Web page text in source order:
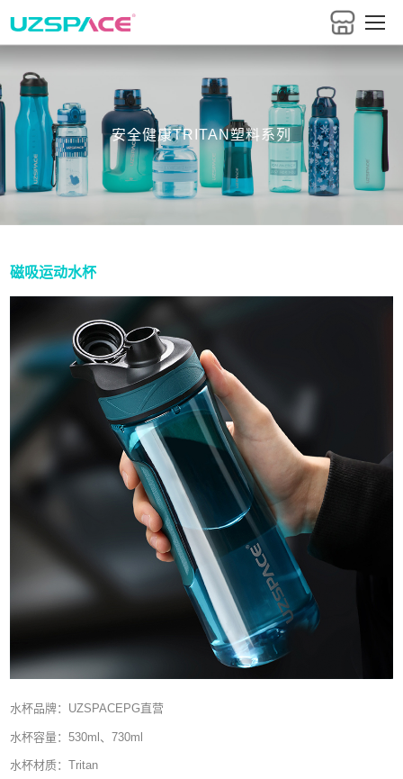
安全健康TRITAN塑料系列
磁吸运动水杯
水杯品牌：UZSPACEPG直营
水杯容量：530ml、730ml
水杯材质：Tritan